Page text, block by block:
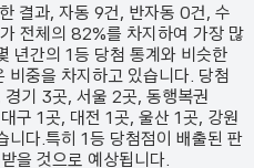
결과, 자동 9건, 반자동 0건, 수
전체의 82%를 차지하여 가장 많
년간의 1등 당첨 통계와 비슷한
비중을 차지하고 있습니다. 당첨
경기 3곳, 서울 2곳, 동행복권
1곳, 대전 1곳, 울산 1곳, 강원
니다. 특히 1등 당첨점이 배출된 판
을 것으로 예상됩니다.